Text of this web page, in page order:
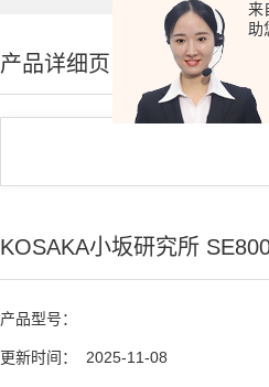
来
助
你的位
产品详细页
KOSAKA小坂研究所
产品型号：
更新时间： 2025-11-08